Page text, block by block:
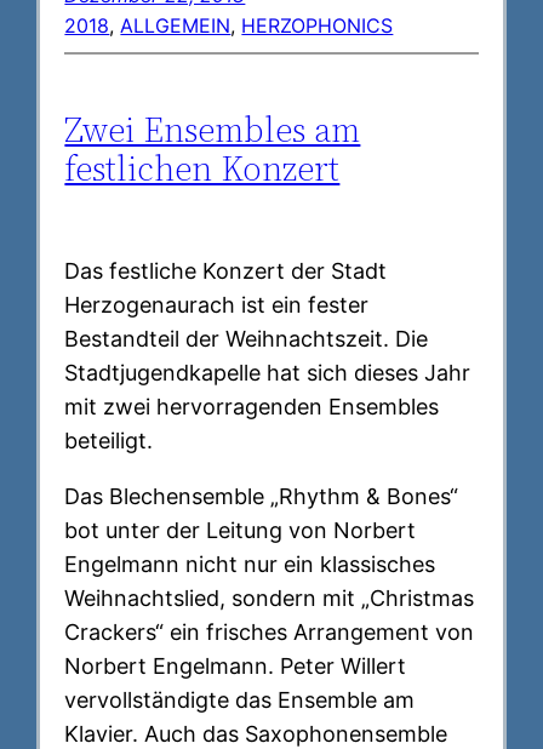
2018, ALLGEMEIN, HERZOPHONICS
Zwei Ensembles am
festlichen Konzert
Das festliche Konzert der Stadt
Herzogenaurach ist ein fester
Bestandteil der Weihnachtszeit. Die
Stadtjugendkapelle hat sich dieses Jahr
mit zwei hervorragenden Ensembles
beteiligt.
Das Blechensemble „Rhythm & Bones“
bot unter der Leitung von Norbert
Engelmann nicht nur ein klassisches
Weihnachtslied, sondern mit „Christmas
Crackers“ ein frisches Arrangement von
Norbert Engelmann. Peter Willert
vervollständigte das Ensemble am
Klavier. Auch das Saxophonensemble